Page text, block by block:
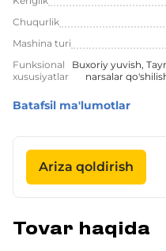
Chuqurlik
Mashina turi
Funksional
xususiyatlar
Buxoriy yuvish,
narsalar
Batafsil ma'lumotlar
Ariza qoldirish
Tovar haqida